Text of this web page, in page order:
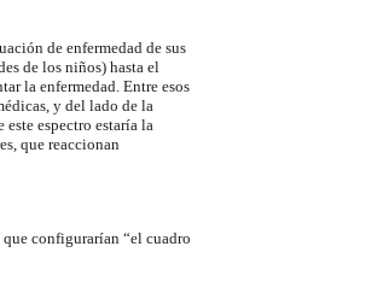
de enfermedad de sus
de los niños) hasta el
la enfermedad. Entre esos
y del lado de la
espectro estaría la
que reaccionan
configurarían “el cuadro